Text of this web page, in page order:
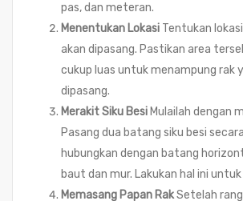
pas, dan meteran.
Menentukan Lokasi Tentukan
akan dipasang. Pastikan area
cukup luas untuk menampung rak
dipasang.
Merakit Siku Besi Mulailah dengan
Pasang dua batang siku besi
hubungkan dengan batang
baut dan mur. Lakukan hal ini untuk
Memasang Papan RakSetelah